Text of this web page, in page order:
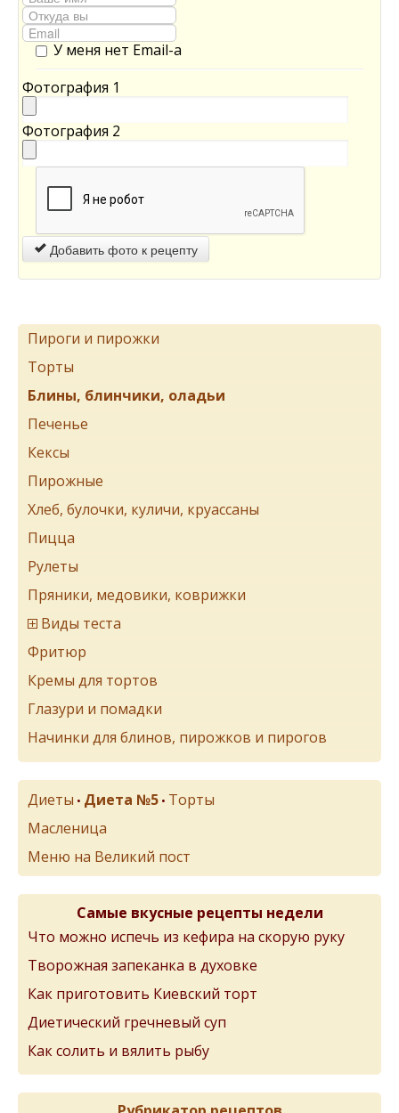
У меня нет Email-а
Фотография 1
Фотография 2
Добавить фото к рецепту
Пироги и пирожки
Торты
Блины, блинчики, оладьи
Печенье
Кексы
Пирожные
Хлеб, булочки, куличи, круассаны
Пицца
Рулеты
Пряники, медовики, коврижки
Виды теста
Фритюр
Кремы для тортов
Глазури и помадки
Начинки для блинов, пирожков и пирогов
Диеты • Диета №5 • Торты
Масленица
Меню на Великий пост
Самые вкусные рецепты недели
Что можно испечь из кефира на скорую руку
Творожная запеканка в духовке
Как приготовить Киевский торт
Диетический гречневый суп
Как солить и вялить рыбу